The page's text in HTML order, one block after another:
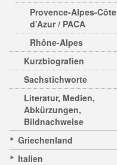
Provence-Alpes-Côte
d’Azur / PACA
Rhône-Alpes
Kurzbiografien
Sachstichworte
Literatur, Medien,
Abkürzungen,
Bildnachweise
Griechenland
Italien